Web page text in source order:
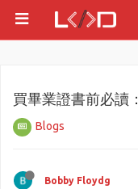
買畢業證書前必讀
Blogs
Bobby Floydg